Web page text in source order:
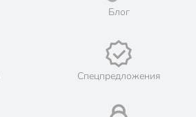
Блог
Спецпредложения